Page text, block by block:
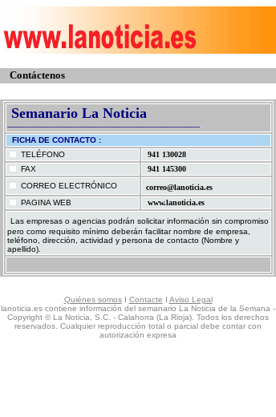
Contáctenos
Semanario La Noticia
---------------------------------------------------------------------------------
FICHA DE CONTACTO :
TELÉFONO
941 130028
FAX
941 145300
CORREO ELECTRÓNICO
correo@lanoticia.es
PAGINA WEB
www.lanoticia.es
Las empresas o agencias podrán solicitar información sin compromiso
pero como requisito mínimo deberán facilitar nombre de empresa,
teléfono, dirección, actividad y persona de contacto (Nombre y
apellido).
Quiénes somosI Contacte I Aviso Legal
lanoticia.es contiene información del semanario La Noticia de la Semana -
Copyright © La Noticia, S.C. - Calahorra (La Rioja). Todos los derechos
reservados. Cualquier reproducción total o parcial debe contar con
autorización expresa